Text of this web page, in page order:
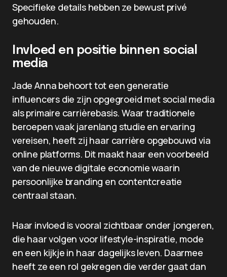
Specifieke details hebben ze bewust privé
gehouden.
Invloed en positie binnen social
media
Jade Anna behoort tot een generatie
influencers die zijn opgegroeid met social media
als primaire carrièrebasis. Waar traditionele
beroepen vaak jarenlang studie en ervaring
vereisen, heeft zij haar carrière opgebouwd via
online platforms. Dit maakt haar een voorbeeld
van de nieuwe digitale economie waarin
persoonlijke branding en contentcreatie
centraal staan.
Haar invloed is vooral zichtbaar onder jongeren,
die haar volgen voor lifestyle-inspiratie, mode
en een kijkje in haar dagelijks leven. Daarmee
heeft ze een rol gekregen die verder gaat dan